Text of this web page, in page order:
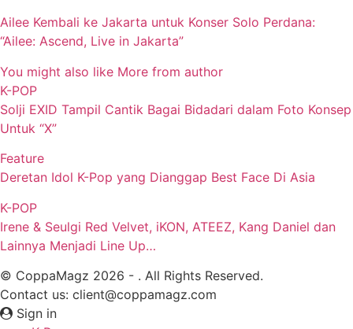
Ailee Kembali ke Jakarta untuk Konser Solo Perdana:
“Ailee: Ascend, Live in Jakarta”
You might also like More from author
K-POP
Solji EXID Tampil Cantik Bagai Bidadari dalam Foto Konsep
Untuk “X”
Feature
Deretan Idol K-Pop yang Dianggap Best Face Di Asia
K-POP
Irene & Seulgi Red Velvet, iKON, ATEEZ, Kang Daniel dan
Lainnya Menjadi Line Up…
© CoppaMagz 2026 - . All Rights Reserved.
Contact us: client@coppamagz.com
Sign in